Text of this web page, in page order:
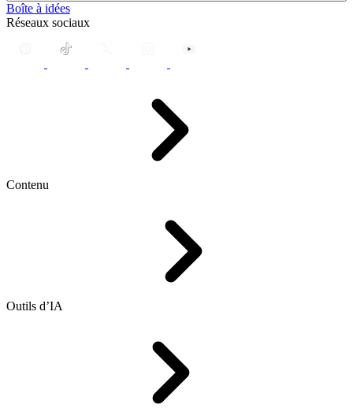
Boîte à idées
Réseaux sociaux
Contenu
Outils d’IA